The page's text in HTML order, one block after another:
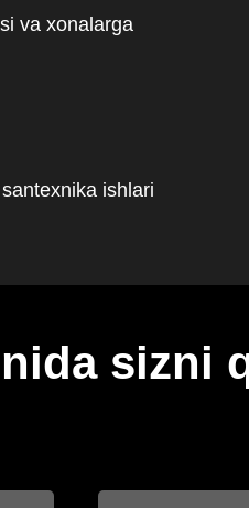
va xonalarga
ishlari
sizni